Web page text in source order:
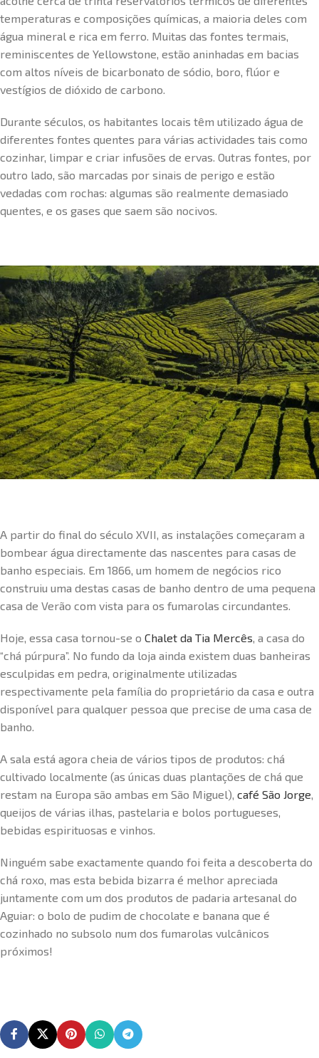
temperaturas e composições químicas, a maioria deles com
água mineral e rica em ferro. Muitas das fontes termais,
reminiscentes de Yellowstone, estão aninhadas em bacias
com altos níveis de bicarbonato de sódio, boro, flúor e
vestígios de dióxido de carbono.
Durante séculos, os habitantes locais têm utilizado água de
diferentes fontes quentes para várias actividades tais como
cozinhar, limpar e criar infusões de ervas. Outras fontes, por
outro lado, são marcadas por sinais de perigo e estão
vedadas com rochas: algumas são realmente demasiado
quentes, e os gases que saem são nocivos.
A partir do final do século XVII, as instalações começaram a
bombear água directamente das nascentes para casas de
banho especiais. Em 1866, um homem de negócios rico
construiu uma destas casas de banho dentro de uma pequena
casa de Verão com vista para os fumarolas circundantes.
Hoje, essa casa tornou-se o Chalet da Tia Mercês , a casa do
“chá púrpura”. No fundo da loja ainda existem duas banheiras
esculpidas em pedra, originalmente utilizadas
respectivamente pela família do proprietário da casa e outra
disponível para qualquer pessoa que precise de uma casa de
banho.
A sala está agora cheia de vários tipos de produtos: chá
cultivado localmente (as únicas duas plantações de chá que
restam na Europa são ambas em São Miguel), café São Jorge
queijos de várias ilhas, pastelaria e bolos portugueses,
bebidas espirituosas e vinhos.
Ninguém sabe exactamente quando foi feita a descoberta do
chá roxo, mas esta bebida bizarra é melhor apreciada
juntamente com um dos produtos de padaria artesanal do
Aguiar: o bolo de pudim de chocolate e banana que é
cozinhado no subsolo num dos fumarolas vulcânicos
próximos!